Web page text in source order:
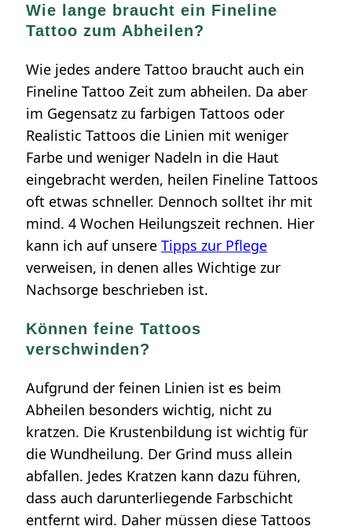
Wie lange braucht ein Fineline
Tattoo zum Abheilen?
Wie jedes andere Tattoo braucht auch ein
Fineline Tattoo Zeit zum abheilen. Da aber
im Gegensatz zu farbigen Tattoos oder
Realistic Tattoos die Linien mit weniger
Farbe und weniger Nadeln in die Haut
eingebracht werden, heilen Fineline Tattoos
oft etwas schneller. Dennoch solltet ihr mit
mind. 4 Wochen Heilungszeit rechnen. Hier
kann ich auf unsere Tipps zur Pflege
verweisen, in denen alles Wichtige zur
Nachsorge beschrieben ist.
Können feine Tattoos
verschwinden?
Aufgrund der feinen Linien ist es beim
Abheilen besonders wichtig, nicht zu
kratzen. Die Krustenbildung ist wichtig für
die Wundheilung. Der Grind muss allein
abfallen. Jedes Kratzen kann dazu führen,
dass auch darunterliegende Farbschicht
entfernt wird. Daher müssen diese Tattoos